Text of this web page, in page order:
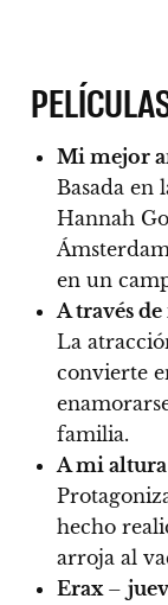
Mi mejor
Basada en
Hannah
en un
A través
La
convierte
familia.
A mi
hecho
arroja al
Erax –